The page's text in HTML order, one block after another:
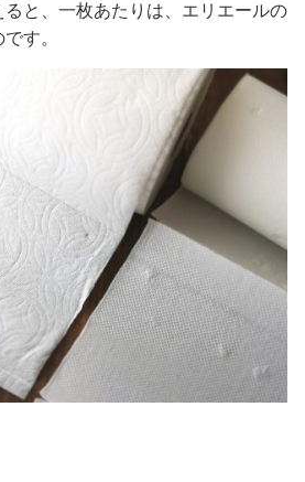
と、一枚あたりは、エリエールの
す。